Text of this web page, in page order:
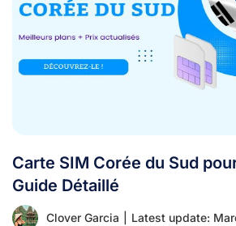
Carte SIM Corée du Sud
Guide Détaillé
Clover Garcia Latest update: